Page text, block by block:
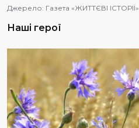
Джерело: Газета «ЖИТТЄВІ ІСТОРІЇ»
Наші герої